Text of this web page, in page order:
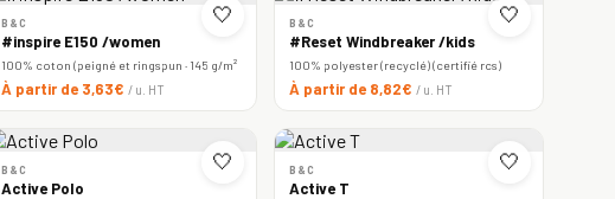
🤍
B&C
#inspire E150 /women
100% coton (peigné et ringspun · 145 g/m²
À partir de 3,63€ / u. HT
🤍
B&C
#Reset Windbreaker /kids
100% polyester (recyclé) (certifié rcs)
À partir de 8,82€ / u. HT
🤍
B&C
Active Polo
🤍
B&C
Active T